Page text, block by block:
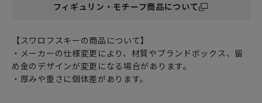
特別な記念日に心を込めた上品な贈り物、お祝いのギフトや
スワロフスキー社独自の優れたカッティングや加工を施し
た、クリスタルの輝きの世界へようこそ。
ネックレスやブレスレットなどのアクセサリーをはじめ、イ
フィギュリン・モチーフ商品について
【スワロフスキーの商品について】
・メーカーの仕様変更により、材質やブランドボックス、留
め金のデザインが変更になる場合があります。
・厚みや重さに個体差があります。